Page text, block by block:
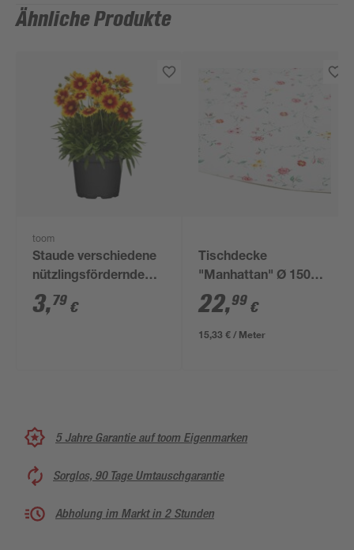
Ähnliche Produkte
toom
Staude verschiedene
nützlingsfördernde
Sorten 13 cm Topf
3,79 €
Tischdecke
"Manhattan" Ø 150
cm weiß-bunt
22,99 €
15,33 € / Meter
5 Jahre Garantie auf toom Eigenmarken
Sorglos, 90 Tage Umtauschgarantie
Abholung im Markt in 2 Stunden